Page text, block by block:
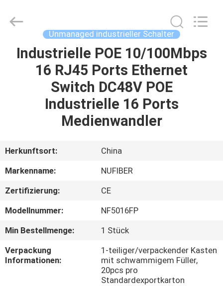
HAUS
PRODUKTE
FABRIK-
QUALITÄTSKONTROLLE
TRETEN
SIE
Technology
Co.,Ltd.
Developed
Unmanaged industrieller Schalter
Industrielle POE 10/100Mbps
16 RJ45 Ports Ethernet
Switch DC48V POE
Industrielle 16 Ports
Medienwandler
Herkunftsort:
China
Markenname:
NUFIBER
Zertifizierung:
CE
Modellnummer:
NF5016FP
Min Bestellmenge:
1 Stück
Verpackung
Informationen:
1-teiliger/verpackender Kasten
mit schwammigem Füller,
20pcs pro
Standardexportkarton